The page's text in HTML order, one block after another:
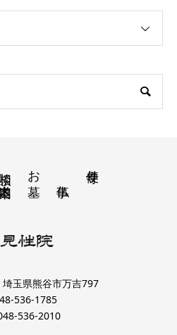
寺便り
お墓
玉県熊谷市万吉797
536-1785
536-2010